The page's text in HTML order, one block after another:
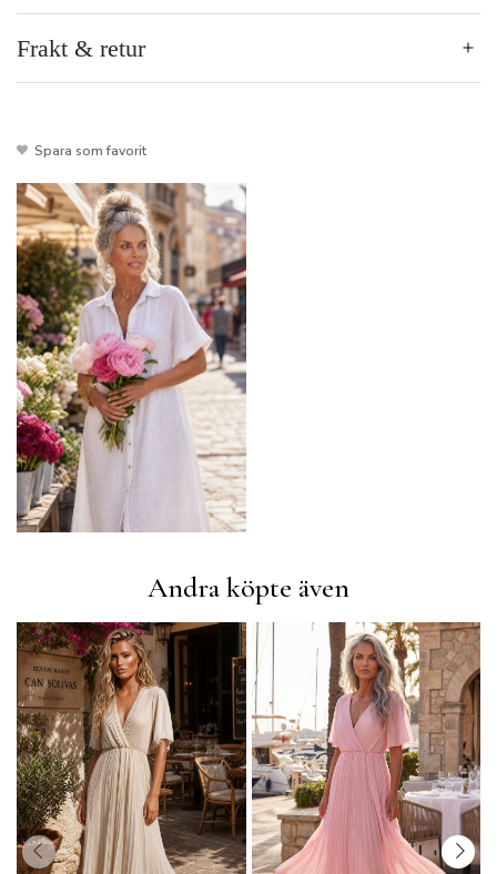
Frakt & retur
Spara som favorit
Andra köpte även